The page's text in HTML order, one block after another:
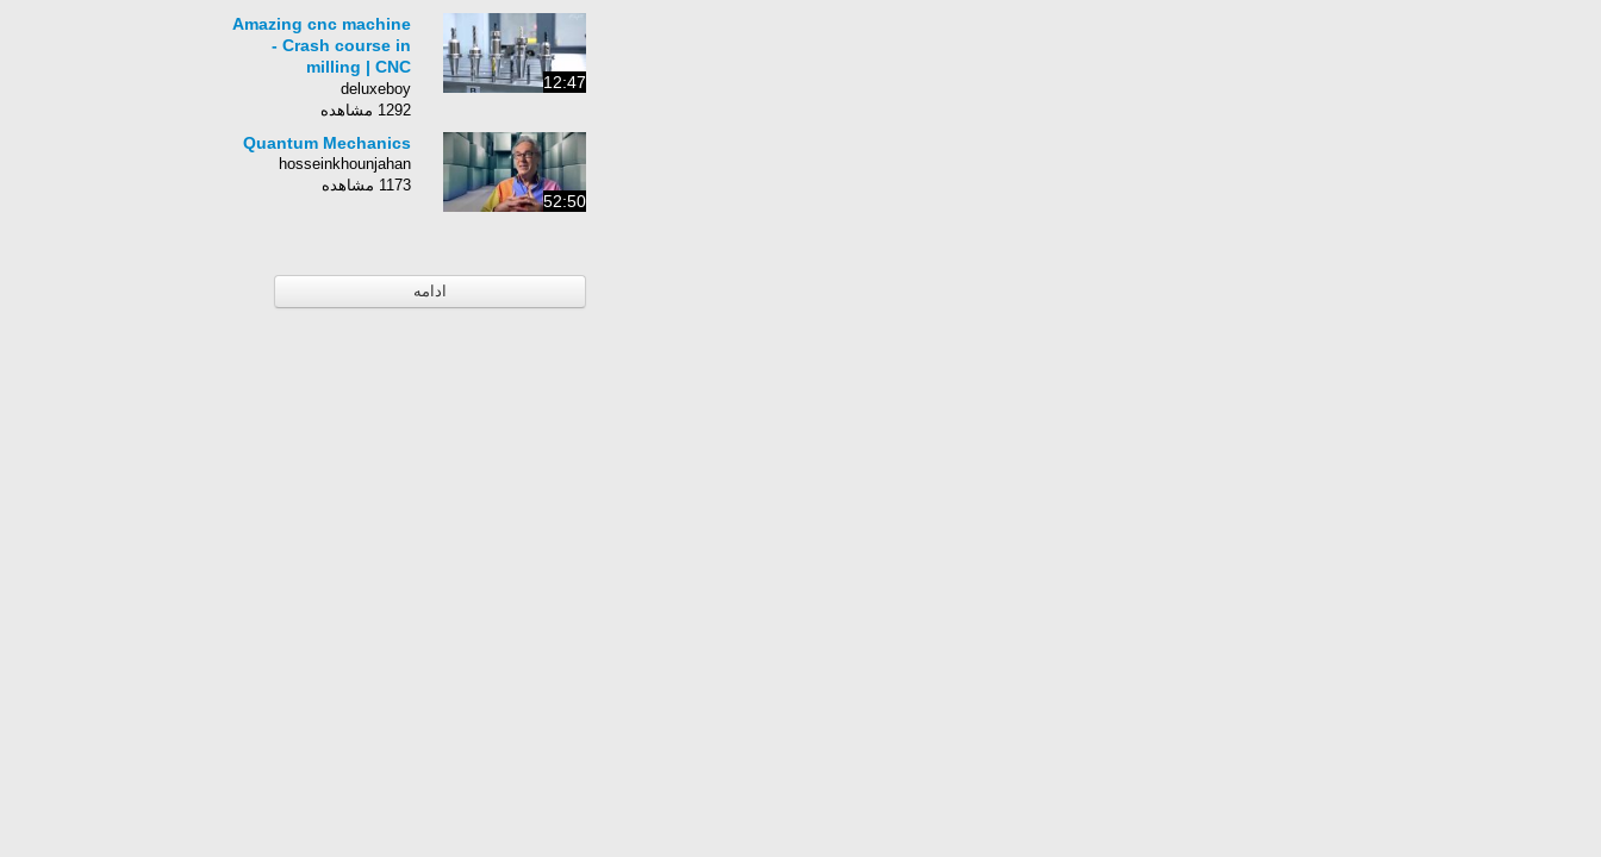
12:47
Amazing cnc machine
- Crash course in
milling | CNC
Technology most
modern in the world
deluxeboy
1292 مشاهده
52:50
Quantum Mechanics
hosseinkhounjahan
1173 مشاهده
ادامه